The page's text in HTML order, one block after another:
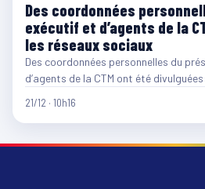
Des coordonnées
exécutif et d’agents de la
les réseaux sociaux
Des coordonnées personnelles du
d’agents de la CTM ont été
21/12 · 10h16